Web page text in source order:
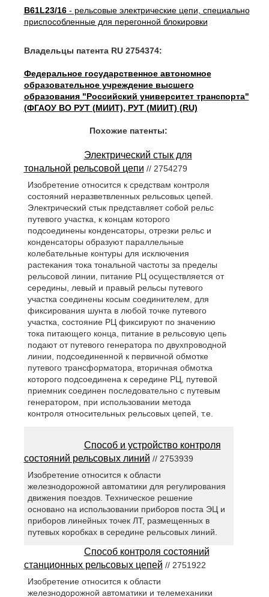
B61L23/16- рельсовые электрические цепи, специально
приспособленные для перегонной блокировки
Владельцы патента RU 2754374:
Федеральное государственное автономное
образовательное учреждение высшего
образования "Российский университет транспорта"
(ФГАОУ ВО РУТ (МИИТ), РУТ (МИИТ) (RU)
Похожие патенты:
Электрический стык для
тональной рельсовой цепи // 2754279
Изобретение относится к средствам контроля
состояний неразветвленных рельсовых цепей.
Электрический стык представляет собой рельс
путевого участка, к концам которого
подсоединены конденсаторы, отрезки рельс и
конденсаторы образуют параллельные
колебательные контуры для исключения
растекания тока тональной частоты за пределы
рельсовой линии, питание РЦ осуществляется от
середины, левый и правый рельсы путевого
участка соединены косым соединителем, для
фиксирования шунта в любой точке путевого
участка, состояние РЦ фиксируют по значению
тока питающего конца, питание в рельсовую цепь
подают от путевого генератора по двухпроводной
линии, подсоединенной к первичной обмотке
путевого трансформатора, вторичная обмотка
которого подсоединена к середине РЦ, путевой
приемник соединен последовательно с путевым
генератором, при использовании метода
контроля относительных рельсовых цепей, т.е.
Способ и устройство контроля
состояний рельсовых линий // 2753939
Изобретение относится к области
железнодорожной автоматики для регулирования
движения поездов. Техническое решение
основано на использовании приборов поста ЭЦ и
приборов линейных точек ЛТ, размещенных в
путевых коробках в середине рельсовых линий.
Способ контроля состояний
станционных рельсовых цепей // 2751922
Изобретение относится к области
железнодорожной автоматики и телемеханики